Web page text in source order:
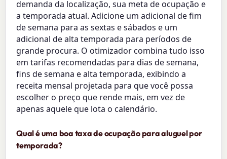
demanda da localização, sua meta de ocupação e
a temporada atual. Adicione um adicional de fim
de semana para as sextas e sábados e um
adicional de alta temporada para períodos de
grande procura. O otimizador combina tudo isso
em tarifas recomendadas para dias de semana,
fins de semana e alta temporada, exibindo a
receita mensal projetada para que você possa
escolher o preço que rende mais, em vez de
apenas aquele que lota o calendário.
Qual é uma boa taxa de ocupação para aluguel por
temporada?